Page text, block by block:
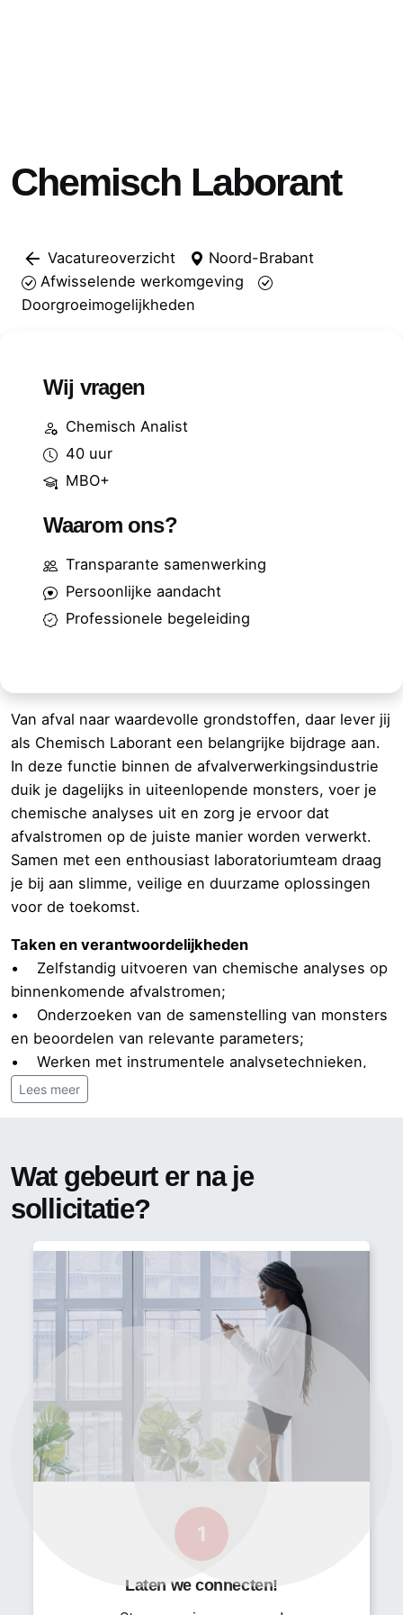
Chemisch Laborant
Vacatureoverzicht
Noord-Brabant
Afwisselende werkomgeving
Doorgroeimogelijkheden
Wij vragen
Chemisch Analist
40 uur
MBO+
Waarom ons?
Transparante samenwerking
Persoonlijke aandacht
Professionele begeleiding
Van afval naar waardevolle grondstoffen, daar lever jij
als Chemisch Laborant een belangrijke bijdrage aan.
In deze functie binnen de afvalverwerkingsindustrie
duik je dagelijks in uiteenlopende monsters, voer je
chemische analyses uit en zorg je ervoor dat
afvalstromen op de juiste manier worden verwerkt.
Samen met een enthousiast laboratoriumteam draag
je bij aan slimme, veilige en duurzame oplossingen
voor de toekomst.
Taken en verantwoordelijkheden
• Zelfstandig uitvoeren van chemische analyses op
binnenkomende afvalstromen;
• Onderzoeken van de samenstelling van monsters
en beoordelen van relevante parameters;
• Werken met instrumentele analysetechnieken,
waaronder IC, XRF, UV/VIS en coulometrie;
• Controleren of afvalstromen voldoen aan de
passende verwerkingsoplossingen;
• Correct registreren en rapporteren van
• Werken volgens geldende kwaliteits-,
veiligheids-, arbo- en milieuregels.
Functie-eisen
• Je hebt een afgeronde MLO-3 of MLO-4
opleiding, of vergelijkbaar werk- en denkniveau;
• Je houdt overzicht over een gevarieerd aantal
werkprocessen;
• Je bent praktisch en flexibel ingesteld, ook wat
betreft werktijden;
• Je stelt je proactief op en hebt een groot
• Je kunt uitstekend prioriteiten stellen;
• Je werkt efficiënt en nauwkeurig, zowel
Lees meer
Wat gebeurt er na je
sollicitatie?
1
Laten we connecten!
Previous Next